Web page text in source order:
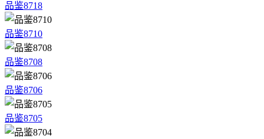
品鉴8718
品鉴8710
品鉴8708
品鉴8706
品鉴8705